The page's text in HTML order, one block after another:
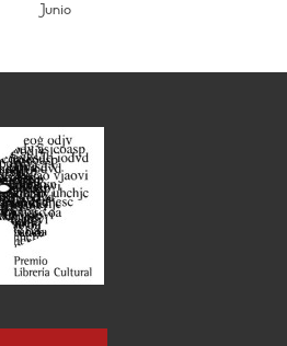
Junio